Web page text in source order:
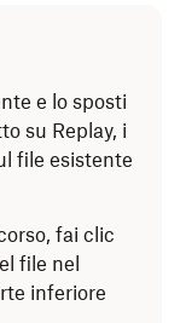
e lo sposti
su Replay, i
file esistente
fai clic
file nel
inferiore